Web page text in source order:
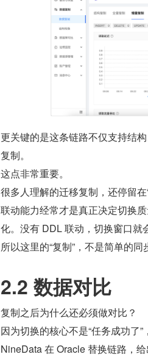
更关键的是这条链路不仅支持结
复制。
这点非常重要。
很多人理解的迁移复制，还停留
联动能力经常才是真正决定切换
化。没有 DDL 联动，切换窗口就
所以这里的“复制”，不是简单的
2.2 数据对比
复制之后为什么还必须做对比？
因为切换的核心不是“任务成功了”
NineData 在 Oracle 替换链路，